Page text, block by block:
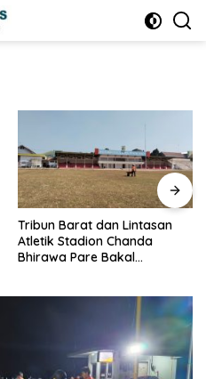
Tribun Barat dan Lintasan
Atletik Stadion Chanda
Bhirawa Pare Bakal